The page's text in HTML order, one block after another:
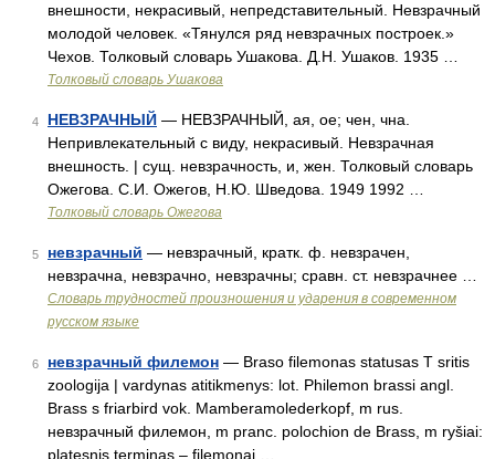
внешности, некрасивый, непредставительный. Невзрачный
молодой человек. «Тянулся ряд невзрачных построек.»
Чехов. Толковый словарь Ушакова. Д.Н. Ушаков. 1935 …
Толковый словарь Ушакова
4 НЕВЗРАЧНЫЙ — НЕВЗРАЧНЫЙ, ая, ое; чен, чна.
Непривлекательный с виду, некрасивый. Невзрачная
внешность. | сущ. невзрачность, и, жен. Толковый словарь
Ожегова. С.И. Ожегов, Н.Ю. Шведова. 1949 1992 …
Толковый словарь Ожегова
5 невзрачный — невзрачный, кратк. ф. невзрачен,
невзрачна, невзрачно, невзрачны; сравн. ст. невзрачнее …
Словарь трудностей произношения и ударения в современном
русском языке
6 невзрачный филемон — Braso filemonas statusas T sritis
zoologija | vardynas atitikmenys: lot. Philemon brassi angl.
Brass s friarbird vok. Mamberamolederkopf, m rus.
невзрачный филемон, m pranc. polochion de Brass, m ryšiai:
platesnis terminas – filemonai …